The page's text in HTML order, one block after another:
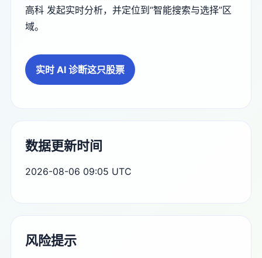
高科 发起实时分析，并定位到“智能搜索与选择”区
域。
实时 AI 诊断这只股票
数据更新时间
2026-08-06 09:05 UTC
风险提示